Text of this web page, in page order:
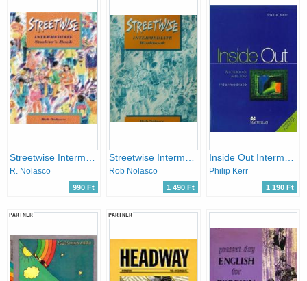
Streetwise Intermediate Student's Book
R. Nolasco
990 Ft
Streetwise Intermediate Workbook
Rob Nolasco
1 490 Ft
Inside Out Intermediate - Workbook with Key + CD
Philip Kerr
1 190 Ft
PARTNER PARTNER